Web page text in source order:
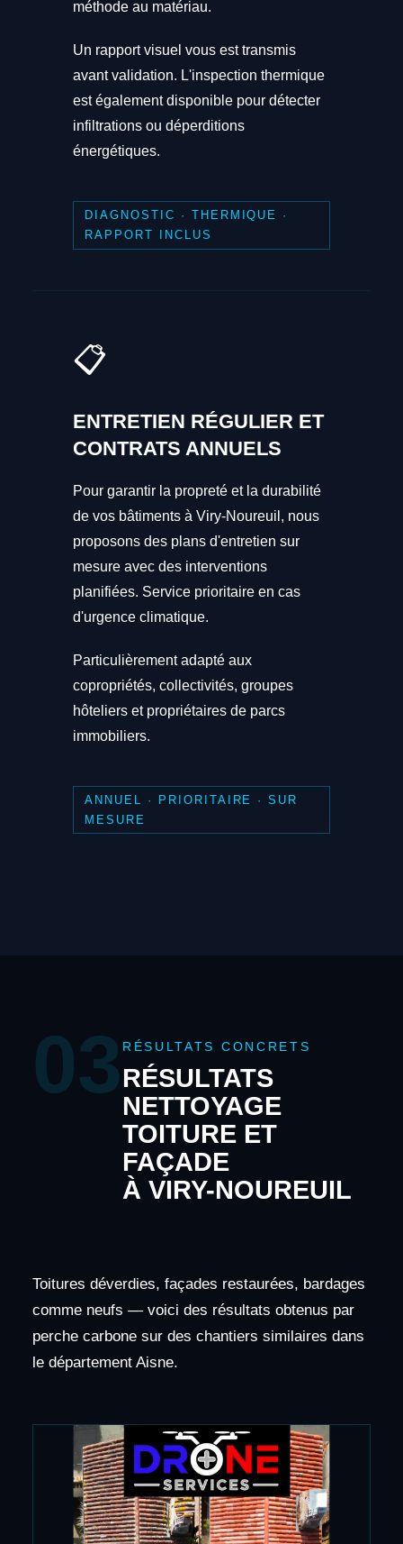
méthode au matériau.
Un rapport visuel vous est transmis
avant validation. L'inspection thermique
est également disponible pour détecter
infiltrations ou déperditions
énergétiques.
DIAGNOSTIC · THERMIQUE ·
RAPPORT INCLUS
📋
ENTRETIEN RÉGULIER ET
CONTRATS ANNUELS
Pour garantir la propreté et la durabilité
de vos bâtiments à Viry-Noureuil, nous
proposons des plans d'entretien sur
mesure avec des interventions
planifiées. Service prioritaire en cas
d'urgence climatique.
Particulièrement adapté aux
copropriétés, collectivités, groupes
hôteliers et propriétaires de parcs
immobiliers.
ANNUEL · PRIORITAIRE · SUR
MESURE
03 RÉSULTATS CONCRETS
RÉSULTATS
NETTOYAGE
TOITURE ET
FAÇADE
À VIRY-NOUREUIL
Toitures déverdies, façades restaurées, bardages
comme neufs — voici des résultats obtenus par
perche carbone sur des chantiers similaires dans
le département Aisne.